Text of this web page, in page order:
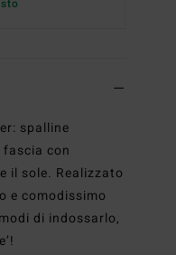
spalline
con
il sole. Realizzato
e comodissimo
di indossarlo,